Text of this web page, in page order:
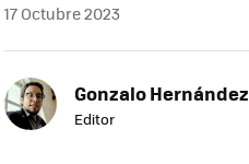
17 Octubre 2023
Gonzalo Hernández
Editor